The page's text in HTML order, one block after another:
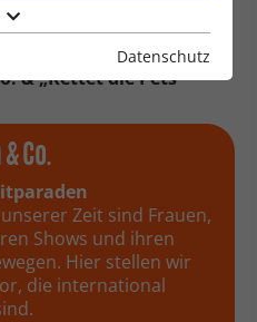
& „Rettet die Pets“
Co.
Zeit sind Frauen,
Shows und ihren
Hier stellen wir
die international
Datenschutz